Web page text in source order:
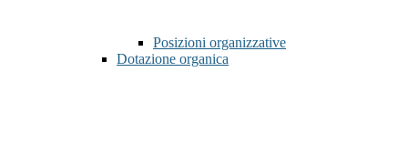
Posizioni organizzative
Dotazione organica